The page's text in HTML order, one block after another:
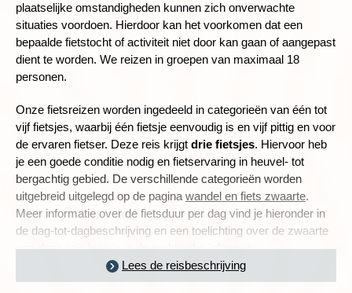
plaatselijke omstandigheden kunnen zich onverwachte
situaties voordoen. Hierdoor kan het voorkomen dat een
bepaalde fietstocht of activiteit niet door kan gaan of aangepast
dient te worden. We reizen in groepen van maximaal 18
personen.
Onze fietsreizen worden ingedeeld in categorieën van één tot
vijf fietsjes, waarbij één fietsje eenvoudig is en vijf pittig en voor
de ervaren fietser. Deze reis krijgt drie fietsjes. Hiervoor heb
je een goede conditie nodig en fietservaring in heuvel- tot
bergachtig gebied. De verschillende categorieën worden
uitgebreid uitgelegd op de pagina wandel en fiets zwaarte.
Meer informatie over de fietsduur per dag vind je hieronder in
de dag-tot-dagbeschrijving en een toelichting over de zwaarte
van deze reis lees je inde praktische informatie.
Lees de reisbeschrijving